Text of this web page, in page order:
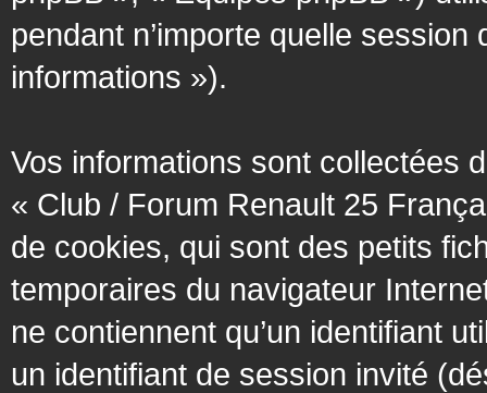
pendant n’importe quelle
informations »).
Vos informations sont collectées
« Club / Forum Renault 25
de cookies, qui sont des petits
temporaires du navigateur
ne contiennent qu’un identifiant
un identifiant de session invité